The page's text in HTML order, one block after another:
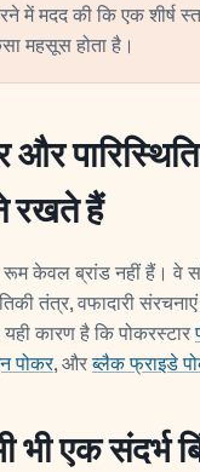
में मदद की कि एक शीर्ष
महसूस होता है।
और
रखते हैं
केवल ब्रांड नहीं हैं। वे
तंत्र, वफादारी
यही कारण है कि पोकरस्टार
पोकर, औरब्लैक फ्राइडे
भी एक संदर्भ